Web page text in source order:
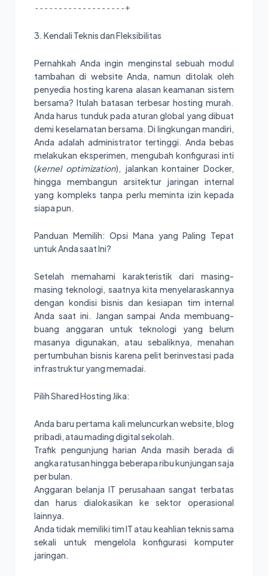
3. Kendali Teknis dan Fleksibilitas
Pernahkah Anda ingin menginstal sebuah modul
tambahan di website Anda, namun ditolak oleh
penyedia hosting karena alasan keamanan sistem
bersama? Itulah batasan terbesar hosting murah.
Anda harus tunduk pada aturan global yang dibuat
demi keselamatan bersama. Di lingkungan mandiri,
Anda adalah administrator tertinggi. Anda bebas
melakukan eksperimen, mengubah konfigurasi inti
(kernel optimization), jalankan kontainer Docker,
hingga membangun arsitektur jaringan internal
yang kompleks tanpa perlu meminta izin kepada
siapa pun.
Panduan Memilih: Opsi Mana yang Paling Tepat
untuk Anda saat Ini?
Setelah memahami karakteristik dari masing-
masing teknologi, saatnya kita menyelaraskannya
dengan kondisi bisnis dan kesiapan tim internal
Anda saat ini. Jangan sampai Anda membuang-
buang anggaran untuk teknologi yang belum
masanya digunakan, atau sebaliknya, menahan
pertumbuhan bisnis karena pelit berinvestasi pada
infrastruktur yang memadai.
Pilih Shared Hosting Jika:
Anda baru pertama kali meluncurkan website, blog
pribadi, atau mading digital sekolah.
Trafik pengunjung harian Anda masih berada di
angka ratusan hingga beberapa ribu kunjungan saja
per bulan.
Anggaran belanja IT perusahaan sangat terbatas
dan harus dialokasikan ke sektor operasional
lainnya.
Anda tidak memiliki tim IT atau keahlian teknis sama
sekali untuk mengelola konfigurasi komputer
jaringan.